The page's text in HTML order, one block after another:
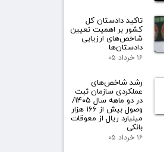
تاکید دادستان کل
کشور بر اهمیت تعیین
شاخص‌های ارزیابی
دادستان‌ها
۱۶ خرداد ۰۵
رشد شاخص‌های
عملکردی سازمان ثبت
در دو ماهه سال ۱۴۰۵/
وصول بیش از ۱۶۶ هزار
میلیارد ریال از معوقات
بانکی
۱۶ خرداد ۰۵